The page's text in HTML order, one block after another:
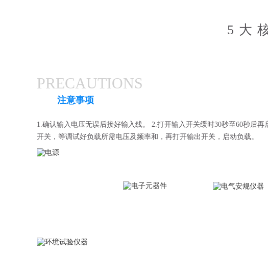
5大
PRECAUTIONS
注意事项
1.确认输入电压无误后接好输入线。 2.打开输入开关缓时30秒至60秒后
开关，等调试好负载所需电压及频率和，再打开输出开关，启动负载。